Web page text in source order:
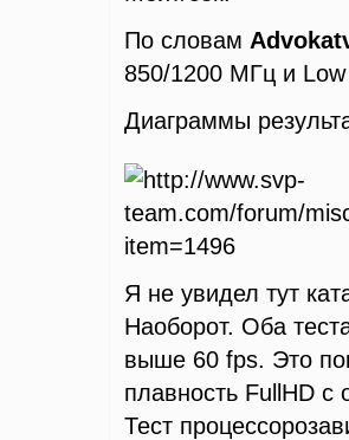
По словам
850/1200 МГц и
Диаграммы
Я не увидел тут
Наоборот. Оба
выше 60 fps. Это
плавность FullHD
Тест